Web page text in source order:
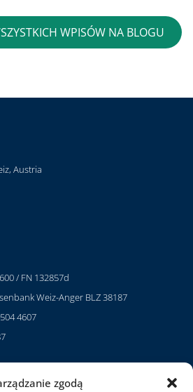
zgodą
WPISÓW NA BLOGU
Austria
/ FN 132857d
Weiz-Anger BLZ 38187
4607